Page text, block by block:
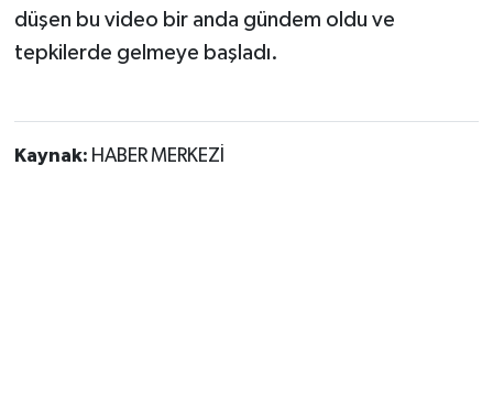
düşen bu video bir anda gündem oldu ve
tepkilerde gelmeye başladı.
Kaynak: HABER MERKEZİ